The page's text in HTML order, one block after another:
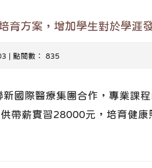
育方案，增加學生對於學涯
| 點閱數： 835
國際醫療集團合作，專業課
帶薪實習28000元，培育健